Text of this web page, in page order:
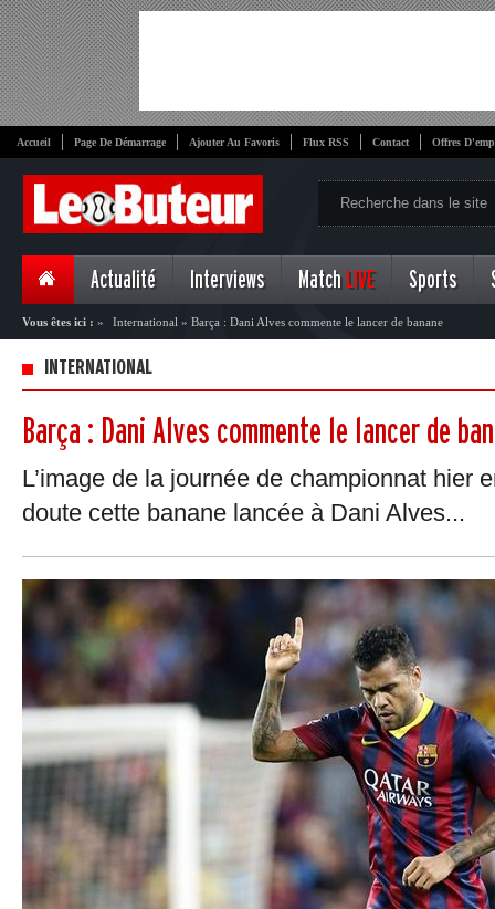
Accueil Page De Démarrage Ajouter Au Favoris Flux RSS Contact Offres
Actualité Interviews Match LIVE Sports
Vous êtes ici : » International » Barça : Dani Alves commente le lancer de banane
INTERNATIONAL
Barça : Dani Alves commente le lancer de
L’image de la journée de championnat hier
doute cette banane lancée à Dani Alves...